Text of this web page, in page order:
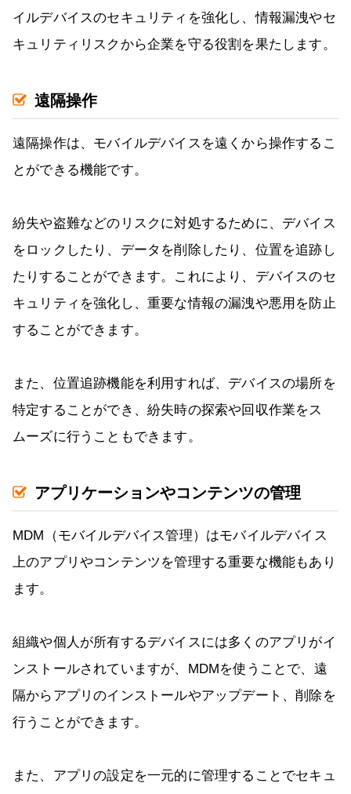
イルデバイスのセキュリティを強化し、情報漏洩やセ
キュリティリスクから企業を守る役割を果たします。
遠隔操作
遠隔操作は、モバイルデバイスを遠くから操作するこ
とができる機能です。
紛失や盗難などのリスクに対処するために、デバイス
をロックしたり、データを削除したり、位置を追跡し
たりすることができます。これにより、デバイスのセ
キュリティを強化し、重要な情報の漏洩や悪用を防止
することができます。
また、位置追跡機能を利用すれば、デバイスの場所を
特定することができ、紛失時の探索や回収作業をス
ムーズに行うこともできます。
アプリケーションやコンテンツの管理
MDM（モバイルデバイス管理）はモバイルデバイス
上のアプリやコンテンツを管理する重要な機能もあり
ます。
組織や個人が所有するデバイスには多くのアプリがイ
ンストールされていますが、MDMを使うことで、遠
隔からアプリのインストールやアップデート、削除を
行うことができます。
また、アプリの設定を一元的に管理することでセキュ